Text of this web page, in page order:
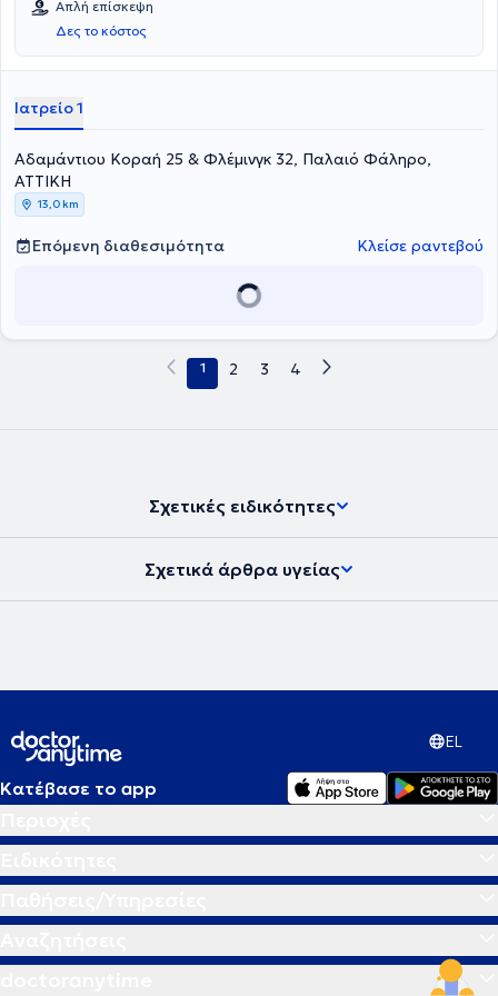
Απλή επίσκεψη
Δες το κόστος
Ιατρείο 1
Αδαμάντιου Κοραή 25 & Φλέμινγκ 32, Παλαιό Φάληρο,
ΑΤΤΙΚΗ
13,0 km
Επόμενη διαθεσιμότητα Κλείσε ραντεβού
1 2 3 4
Σχετικές ειδικότητες
Σχετικά άρθρα υγείας
EL
Κατέβασε το app